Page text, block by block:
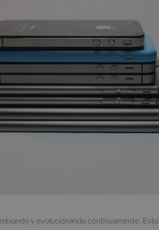
y evolucionando continuamente.